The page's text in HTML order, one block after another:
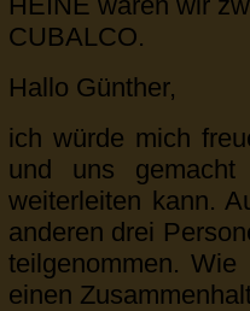
CUBALCO.
Hallo Günther,
ich würde mich
und uns
weiterleiten kann.
anderen drei
teilgenommen.
einen